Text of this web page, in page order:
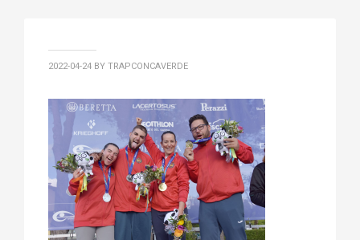
2022-04-24 BY TRAPCONCAVERDE